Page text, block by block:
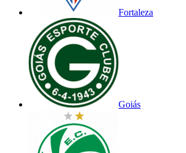
Fortaleza
Goiás